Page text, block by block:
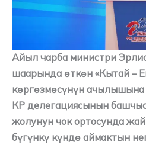
Айыл чарба министри
шаарында өткөн «Кытай –
көргөзмөсүнүн
КР делегациясынын
жолунун чок ортосунда
бүгүнкү күндө аймактын